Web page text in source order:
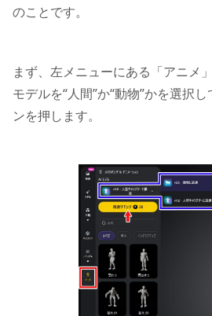
のことです。
まず、左メニューにある「アニメ
モデルを“人間”か“動物”かを選択
ンを押します。